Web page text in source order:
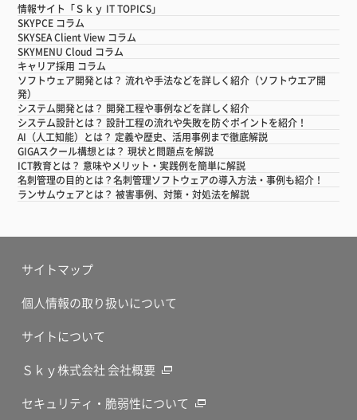
情報サイト「Ｓｋｙ IT TOPICS」
SKYPCE コラム
SKYSEA Client View コラム
SKYMENU Cloud コラム
キャリア採用 コラム
ソフトウェア開発とは？ 流れや手法などを詳しく紹介（ソフトウエア開
発）
システム開発とは？ 開発工程や事例などを詳しく紹介
システム設計とは？ 設計工程の流れや失敗を防ぐポイントを紹介！
AI（人工知能）とは？ 定義や歴史、活用事例まで徹底解説
GIGAスクール構想とは？ 現状と問題点を解説
ICT教育とは？ 意味やメリット・実践例を簡単に解説
名刺管理の目的とは？名刺管理ソフトウェアの導入方法・事例も紹介！
ランサムウェアとは？ 被害事例、対策・対処法を解説
サイトマップ
個人情報の取り扱いについて
サイトについて
Ｓｋｙ株式会社 会社概要
セキュリティ・脆弱性について